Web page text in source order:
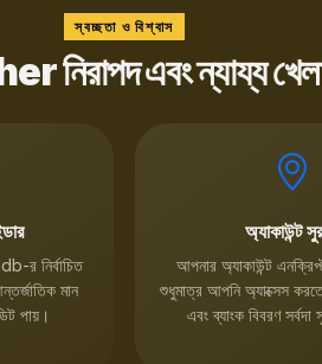
স্বচ্ছতা ও বিশ্বাস
এবং ন্যায্য
নির্বাচিত
মান
পায়।
অ্যাকাউন্ট
আপনার অ্যাকাউন্ট
শুধুমাত্র আপনি অ্যাক্সেস
এবং ব্যাংক বিবরণ সর্বদা